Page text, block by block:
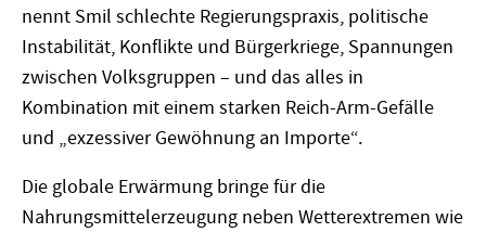
nennt Smil schlechte Regierungspraxis, politische
Instabilität, Konflikte und Bürgerkriege, Spannungen
zwischen Volksgruppen – und das alles in
Kombination mit einem starken Reich-Arm-Gefälle
und „exzessiver Gewöhnung an Importe“.
Die globale Erwärmung bringe für die
Nahrungsmittelerzeugung neben Wetterextremen wie